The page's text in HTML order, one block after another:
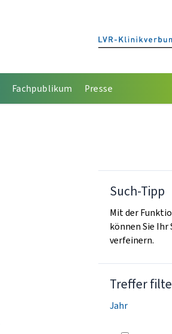
Fachpublikum Presse
Such-Tipp
Mit der
können Sie Ihr
verfeinern.
Treffer
Jahr